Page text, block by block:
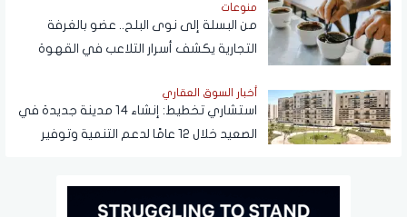
منوعات
من البسلة إلى نوى البلح.. عضو بالغرفة
التجارية يكشف أسرار التلاعب في القهوة
أخبار السوق العقاري
استشاري تخطيط: إنشاء 14 مدينة جديدة في
الصعيد خلال 12 عامًا لدعم التنمية وتوفير